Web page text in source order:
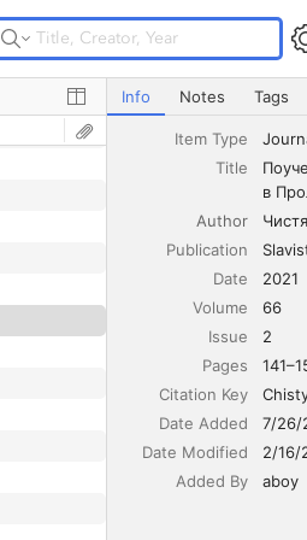
Upgrade Storage
Поучения из Пандектов
Info Notes Tags
Item Type
Title
в
Author
Publication
Date
2021
Volume
66
Issue
2
Pages
Citation Key
Date Added
7/26/
Date Modified
2/16/
Added By
aboy